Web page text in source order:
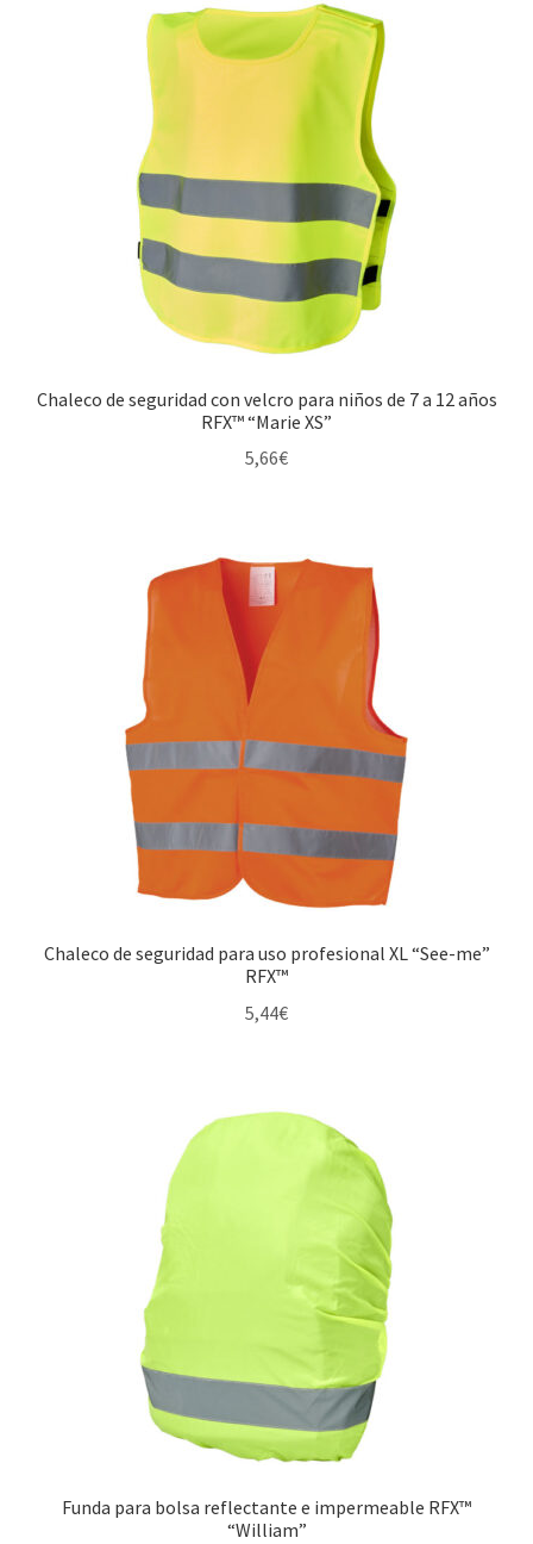
Chaleco de seguridad con velcro para niños de 7 a 12 años
RFX™ “Marie XS”
5,66€
Chaleco de seguridad para uso profesional XL “See-me”
RFX™
5,44€
Funda para bolsa reflectante e impermeable RFX™
“William”